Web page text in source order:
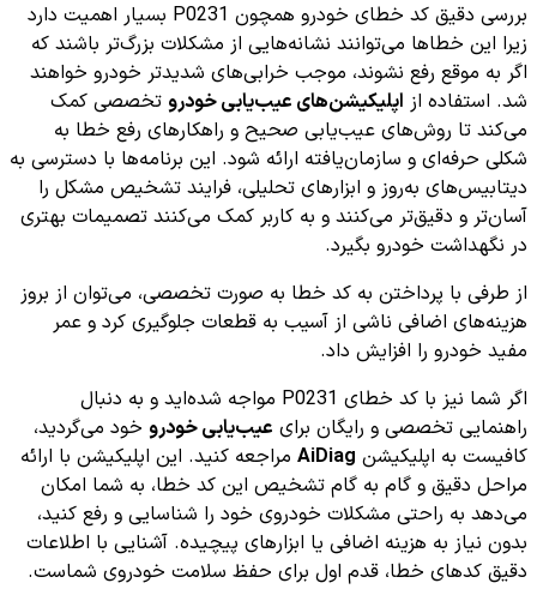
بررسی دقیق کد خطای خودرو همچون P0231 بسیار اهمیت دارد
زیرا این خطاها می‌توانند نشانه‌هایی از مشکلات بزرگ‌تر باشند که
اگر به موقع رفع نشوند، موجب خرابی‌های شدیدتر خودرو خواهند
شد. استفاده از اپلیکیشن‌های عیب‌یابی خودرو تخصصی کمک
می‌کند تا روش‌های عیب‌یابی صحیح و راهکارهای رفع خطا به
شکلی حرفه‌ای و سازمان‌یافته ارائه شود. این برنامه‌ها با دسترسی به
دیتابیس‌های به‌روز و ابزارهای تحلیلی، فرایند تشخیص مشکل را
آسان‌تر و دقیق‌تر می‌کنند و به کاربر کمک می‌کنند تصمیمات بهتری
در نگهداشت خودرو بگیرد.
از طرفی با پرداختن به کد خطا به صورت تخصصی، می‌توان از بروز
هزینه‌های اضافی ناشی از آسیب به قطعات جلوگیری کرد و عمر
مفید خودرو را افزایش داد.
اگر شما نیز با کد خطای P0231 مواجه شده‌اید و به دنبال
راهنمایی تخصصی و رایگان برای عیب‌یابی خودرو خود می‌گردید،
کافیست به اپلیکیشن AiDiag مراجعه کنید. این اپلیکیشن با ارائه
مراحل دقیق و گام به گام تشخیص این کد خطا، به شما امکان
می‌دهد به راحتی مشکلات خودروی خود را شناسایی و رفع کنید،
بدون نیاز به هزینه اضافی یا ابزارهای پیچیده. آشنایی با اطلاعات
دقیق کدهای خطا، قدم اول برای حفظ سلامت خودروی شماست.